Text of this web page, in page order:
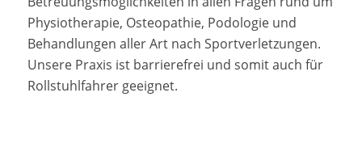
Physiotherapie, Osteopathie, Podologie und
Behandlungen aller Art nach Sportverletzungen.
Unsere Praxis ist barrierefrei und somit auch für
Rollstuhlfahrer geeignet.